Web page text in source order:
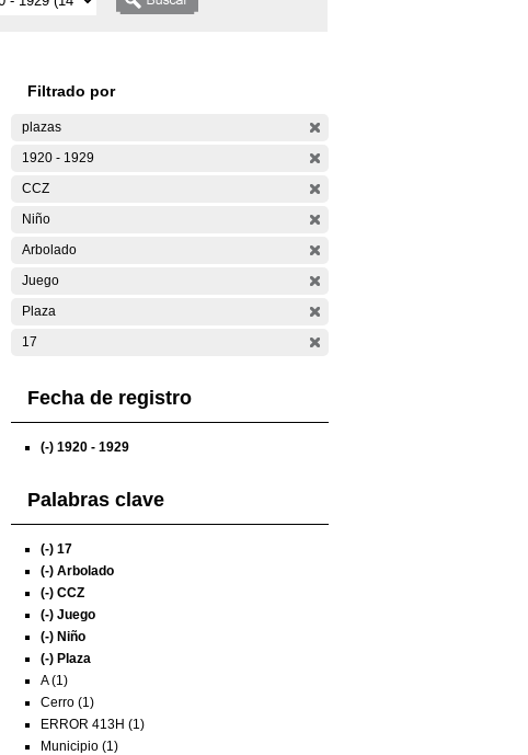
Filtrado por
plazas
1920 - 1929
CCZ
Niño
Arbolado
Juego
Plaza
17
Fecha de registro
(-) 1920 - 1929
Palabras clave
(-) 17
(-) Arbolado
(-) CCZ
(-) Juego
(-) Niño
(-) Plaza
A (1)
Cerro (1)
ERROR 413H (1)
Municipio (1)